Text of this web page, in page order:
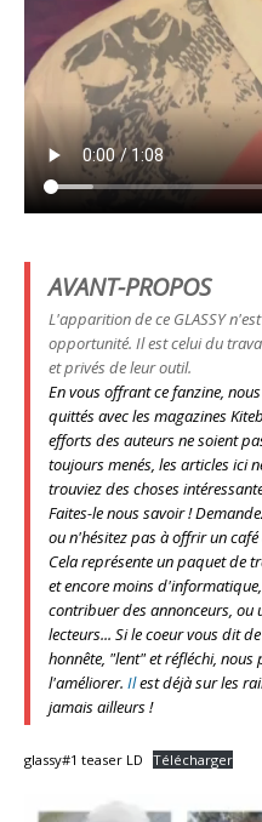
AVANT-PROPOS
L'apparition de ce GLASSY
opportunité. Il est celui du
et privés de leur outil.
En vous offrant ce fanzine,
quittés avec les magazines
efforts des auteurs ne soient
toujours menés, les articles ici
trouviez des choses
Faites-le nous savoir !
ou n'hésitez pas à offrir un café
Cela représente un paquet de
et encore moins
contribuer des annonceurs, ou
lecteurs... Si le coeur vous dit
honnête, "lent" et réfléchi,
l'améliorer. Ilest déjà sur les
jamais ailleurs !
glassy#1 teaser LD Télécharger